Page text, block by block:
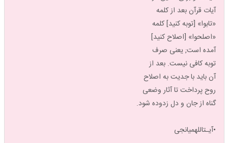
آیات قرآن بعد از کلمه
«تابوا» [توبه کنید] کلمه
«اصلحوا» [اصلاح کنید]
آمده است; یعنی صرف
توبه کافی نیست. بعد از
آن باید با جدیت به اصلاح
روح پرداخت تا آثار وضعی
گناه از جان و دل زدوده شود.
•آیـتاللهمیانجی